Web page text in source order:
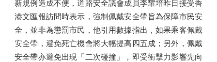
新規例造成不便，道路安全議會成員李耀培昨日接受香
港文匯報訪問時表示，強制佩戴安全帶旨為保障市民安
全，並非為懲罰市民，他引用數據指出，如果乘客佩戴
安全帶，避免死亡機會將大幅提高四五成；另外，佩戴
安全帶亦避免出現「二次碰撞」，即受衝擊力影響先向